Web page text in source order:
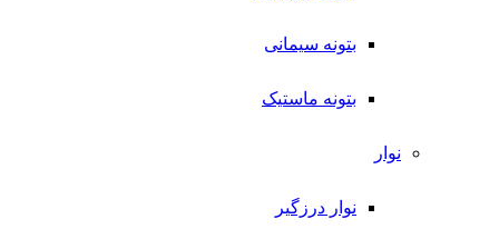
بتونه سیمانی
بتونه ماستیک
نوار
نوار درزگیر